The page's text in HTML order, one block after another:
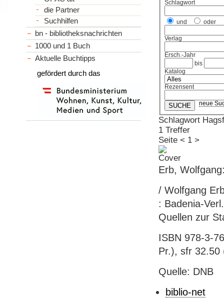
Schlagwort
und oder
Verlag
Ersch.-Jahr
bis
Katalog
Rezensent
neue
Schlagwort
1 Treffer
Seite < 1 >
Erb,
/ Wolfgang
: Badenia-
Quellen zur
ISBN 978-3-
Pr.), sfr 32.50
Quelle: DNB
biblio-net
die Partner
Suchhilfen
bn - bibliotheksnachrichten
1000 und 1 Buch
Aktuelle Buchtipps
gefördert durch das